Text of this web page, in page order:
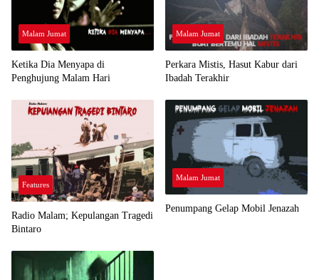
Malam Jumat
Ketika Dia Menyapa di
Penghujung Malam Hari
Malam Jumat
Perkara Mistis, Hasut Kabur dari
Ibadah Terakhir
Features
Radio Malam; Kepulangan Tragedi
Bintaro
Malam Jumat
Penumpang Gelap Mobil Jenazah